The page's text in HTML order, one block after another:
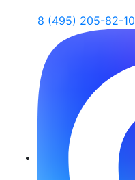
8 (495) 205-82-10